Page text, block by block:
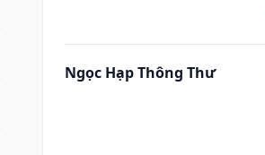
Ngọc Hạp Thông Thư